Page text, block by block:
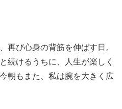
再び心身の背筋を伸ばす日。
続けるうちに、人生が楽しく
朝もまた、私は腕を大きく広